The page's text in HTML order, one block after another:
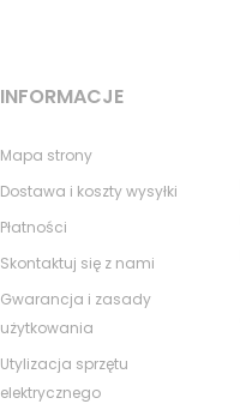
INFORMACJE
Mapa strony
Dostawa i koszty wysyłki
Płatności
Skontaktuj się z nami
Gwarancja i zasady
użytkowania
Utylizacja sprzętu
elektrycznego